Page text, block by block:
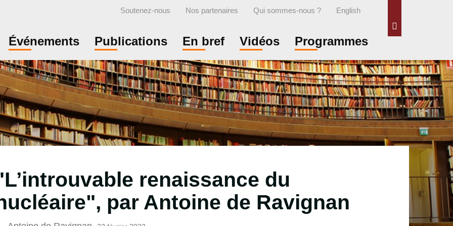
Soutenez-nous Nos partenaires Qui sommes-nous ? English
Événements Publications En bref Vidéos Programmes
renaissance du
par Antoine de Ravignan